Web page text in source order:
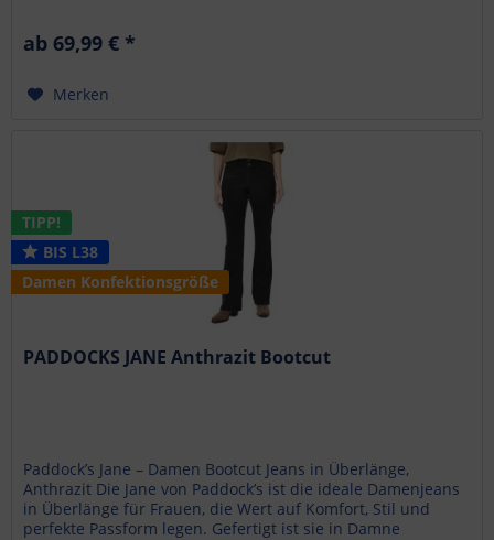
ab 69,99 € *
Merken
TIPP!
BIS L38
Damen Konfektionsgröße
PADDOCKS JANE Anthrazit Bootcut
Paddock’s Jane – Damen Bootcut Jeans in Überlänge,
Anthrazit Die Jane von Paddock’s ist die ideale Damenjeans
in Überlänge für Frauen, die Wert auf Komfort, Stil und
perfekte Passform legen. Gefertigt ist sie in Damne